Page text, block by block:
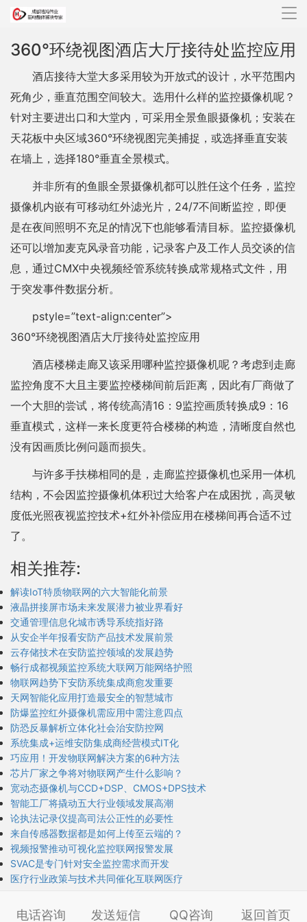
导
360°环绕视图酒店大厅接待处监控应用
酒店接待大堂大多采用较为开放式的设计，水平范围内
死角少，垂直范围空间较大。选用什么样的监控摄像机呢？
针对主要进出口和大堂内，可采用全景鱼眼摄像机；安装在
天花板中央区域360°环绕视图完美捕捉，或选择垂直安装
在墙上，选择180°垂直全景模式。
并非所有的鱼眼全景摄像机都可以胜任这个任务，监控
摄像机内嵌有可移动红外滤光片，24/7不间断监控，即便
是在夜间照明不充足的情况下也能够看清目标。监控摄像机
还可以增加麦克风录音功能，记录客户及工作人员交谈的信
息，通过CMX中央视频经管系统转换成常规格式文件，用
于突发事件数据分析。
pstyle=”text-align:center”>
360°环绕视图酒店大厅接待处监控应用
酒店楼梯走廊又该采用哪种监控摄像机呢？考虑到走廊
监控角度不大且主要监控楼梯间前后距离，因此有厂商做了
一个大胆的尝试，将传统高清16：9监控画质转换成9：16
垂直模式，这样一来长度更符合楼梯的构造，清晰度自然也
没有因画质比例问题而损失。
与许多手扶梯相同的是，走廊监控摄像机也采用一体机
结构，不会因监控摄像机体积过大给客户在成困扰，高灵敏
度低光照夜视监控技术+红外补偿应用在楼梯间再合适不过
了。
相关推荐:
解读IoT特质物联网的六大智能化前景
液晶拼接屏市场未来发展潜力被业界看好
交通管理信息化城市诱导系统指好路
从安企半年报看安防产品技术发展前景
云存储技术在安防监控领域的发展趋势
畅行成都视频监控系统大联网万能网络护照
物联网趋势下安防系统集成商愈发重要
天网智能化应用打造最安全的智慧城市
防爆监控红外摄像机需应用中需注意四点
防恐反暴解析立体化社会治安防控网
系统集成+运维安防集成商经营模式IT化
巧应用！开发物联网解决方案的6种方法
芯片厂家之争将对物联网产生什么影响？
宽动态摄像机与CCD+DSP、CMOS+DPS技术
智能工厂将撬动五大行业领域发展高潮
论执法记录仪提高司法公正性的必要性
来自传感器数据都是如何上传至云端的？
视频报警推动可视化监控联网报警发展
SVAC是专门针对安全监控需求而开发
医疗行业政策与技术共同催化互联网医疗
电话咨询 发送短信 QQ咨询 返回首页